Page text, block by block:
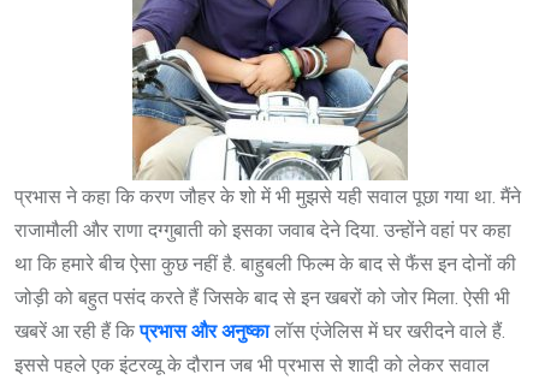
प्रभास ने कहा कि करण जौहर के शो में भी मुझसे यही सवाल पूछा गया था. मैंने
राजामौली और राणा दग्गुबाती को इसका जवाब देने दिया. उन्होंने वहां पर कहा
था कि हमारे बीच ऐसा कुछ नहीं है. बाहुबली फिल्म के बाद से फैंस इन दोनों की
जोड़ी को बहुत पसंद करते हैं जिसके बाद से इन खबरों को जोर मिला. ऐसी भी
खबरें आ रही हैं किप्रभास और अनुष्का लॉस एंजेलिस में घर खरीदने वाले हैं.
इससे पहले एक इंटरव्यू के दौरान जब भी प्रभास से शादी को लेकर सवाल